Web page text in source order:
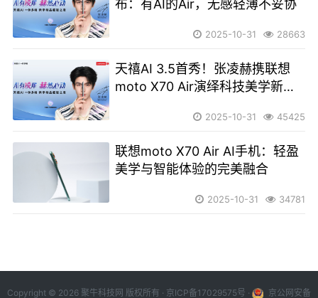
布：有AI的Air，无感轻薄不妥协
2025-10-31 28663
天禧AI 3.5首秀！张凌赫携联想
moto X70 Air演绎科技美学新境
2025-10-31 45425
联想moto X70 Air AI手机：轻盈
美学与智能体验的完美融合
2025-10-31 34781
Copyright © 2026 聚牛科技网 版权所有 · 京ICP备17029575号 · 京公网安备